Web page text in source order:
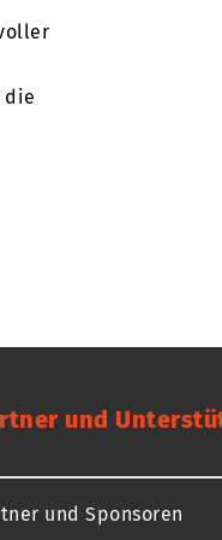
die
und
und Sponsoren